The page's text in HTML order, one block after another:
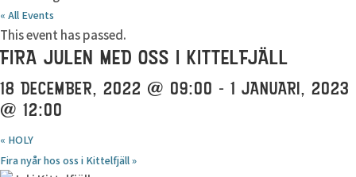
« All Events
This event has passed.
FIRA JULEN MED OSS I KITTELFJÄLL
18 DECEMBER, 2022 @ 09:00 - 1 JANUARI, 2023
@ 12:00
« HOLY
Fira nyår hos oss i Kittelfjäll»